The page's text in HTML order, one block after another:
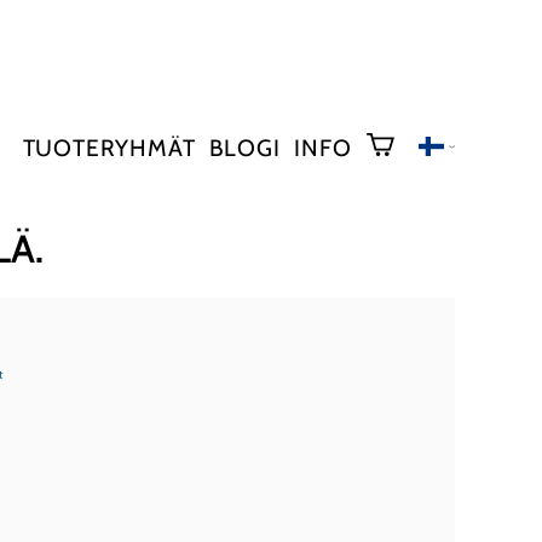
TUOTERYHMÄT BLOGI INFO